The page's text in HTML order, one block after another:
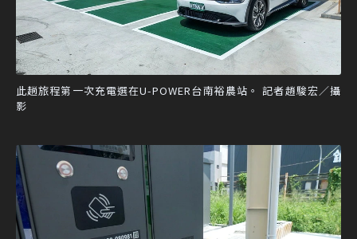
此趟旅程第一次充電選在U-POWER台南裕農站。 記者趙駿宏／攝
影